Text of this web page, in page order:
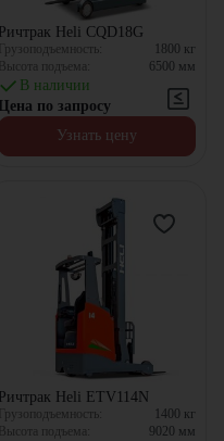
Ричтрак Heli CQD18G
Грузоподъемность: 1800 кг
Высота подъема:
6500 мм
В наличии
Цена по запросу
Узнать цену
Ричтрак Heli ETV114N
Грузоподъемность: 1400 кг
Высота подъема:
9020 мм